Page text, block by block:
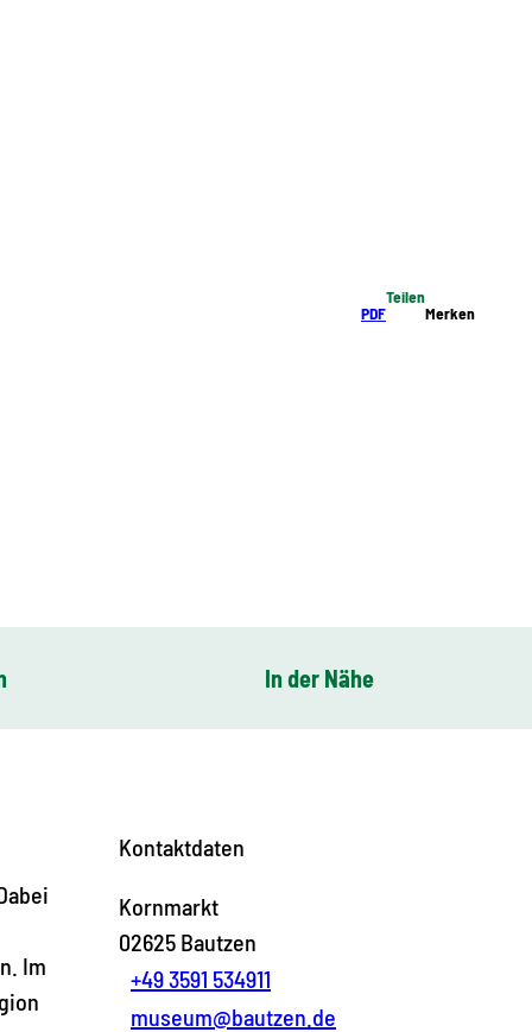
PDF
Teilen
Merken
In der Nähe
Im
Kontaktdaten
Kornmarkt
02625 Bautzen
+49 3591 534911
museum@bautzen.de